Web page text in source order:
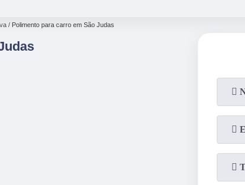
Polimento para carro em São Judas